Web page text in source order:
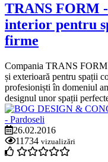
TRANS FORM
interior pentru
firme
Compania TRANS FORM
și exterioară pentru spații
profesioniști în domeniul
designul unor spații
26.02.2016
11734 vizualizări